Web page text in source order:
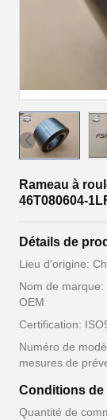
Rameau à
46T080604-
Détails de
Lieu d'origine:
Nom de marque:
OEM
Certification:
Numéro de
mesures de
Conditions de
Quantité de